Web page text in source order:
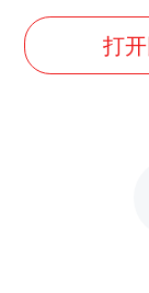
打